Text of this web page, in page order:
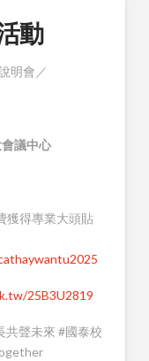
動
明會／
議中心
獲得專業大頭貼
25B3U2819
共聲未來 #國泰校